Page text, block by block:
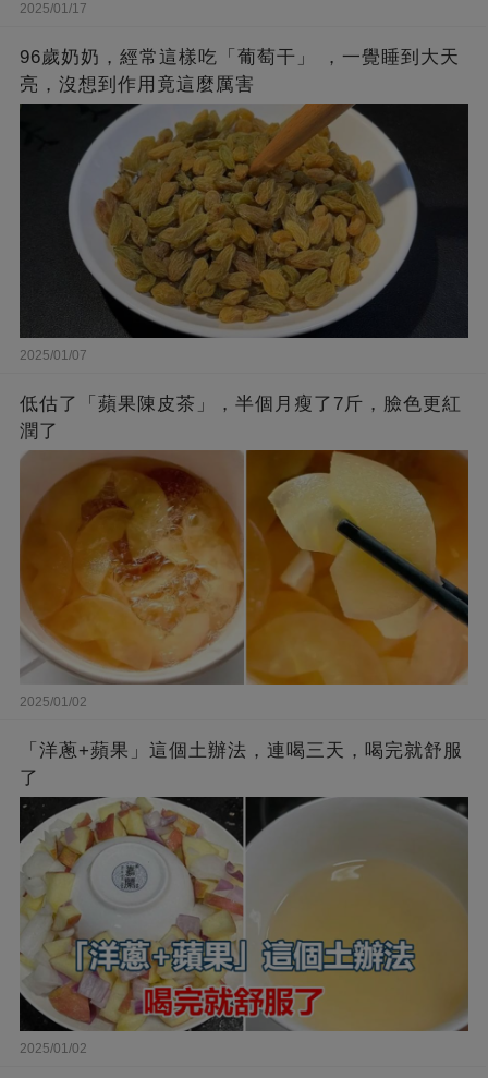
2025/01/17
96歲奶奶，經常這樣吃「葡萄干」 ，一覺睡到大天
亮，沒想到作用竟這麼厲害
2025/01/07
低估了「蘋果陳皮茶」，半個月瘦了7斤，臉色更紅
潤了
2025/01/02
「洋蔥+蘋果」這個土辦法，連喝三天，喝完就舒服
了
2025/01/02